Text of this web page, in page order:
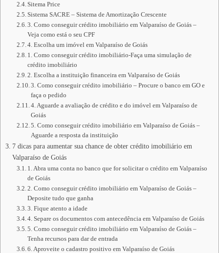
Sitema Price
Sistema SACRE – Sistema de Amortização Crescente
3. Como conseguir crédito imobiliário em Valparaíso de Goiás –
Veja como está o seu CPF
4. Escolha um imóvel em Valparaíso de Goiás
1. Como conseguir crédito imobiliário-Faça uma simulação de
crédito imobiliário
2. Escolha a instituição financeira em Valparaíso de Goiás
3. Como conseguir crédito imobiliário – Procure o banco em GO e
faça o pedido
4. Aguarde a avaliação de crédito e do imóvel em Valparaíso de
Goiás
5. Como conseguir crédito imobiliário em Valparaíso de Goiás –
Aguarde a resposta da instituição
7 dicas para aumentar sua chance de obter crédito imobiliário em
Valparaíso de Goiás
1. Abra uma conta no banco que for solicitar o crédito em Valparaíso
de Goiás
2. Como conseguir crédito imobiliário em Valparaíso de Goiás –
Deposite tudo que ganha
3. Fique atento a idade
4. Separe os documentos com antecedência em Valparaíso de Goiás
5. Como conseguir crédito imobiliário em Valparaíso de Goiás –
Tenha recursos para dar de entrada
6. Aproveite o cadastro positivo em Valparaíso de Goiás